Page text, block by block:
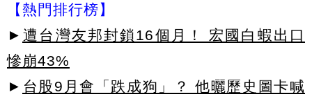
【熱門排行榜】
► 遭台灣友邦封鎖16個月！ 宏國白蝦出口
慘崩43%
► 台股9月會「跌成狗」？ 他曬歷史圖卡喊